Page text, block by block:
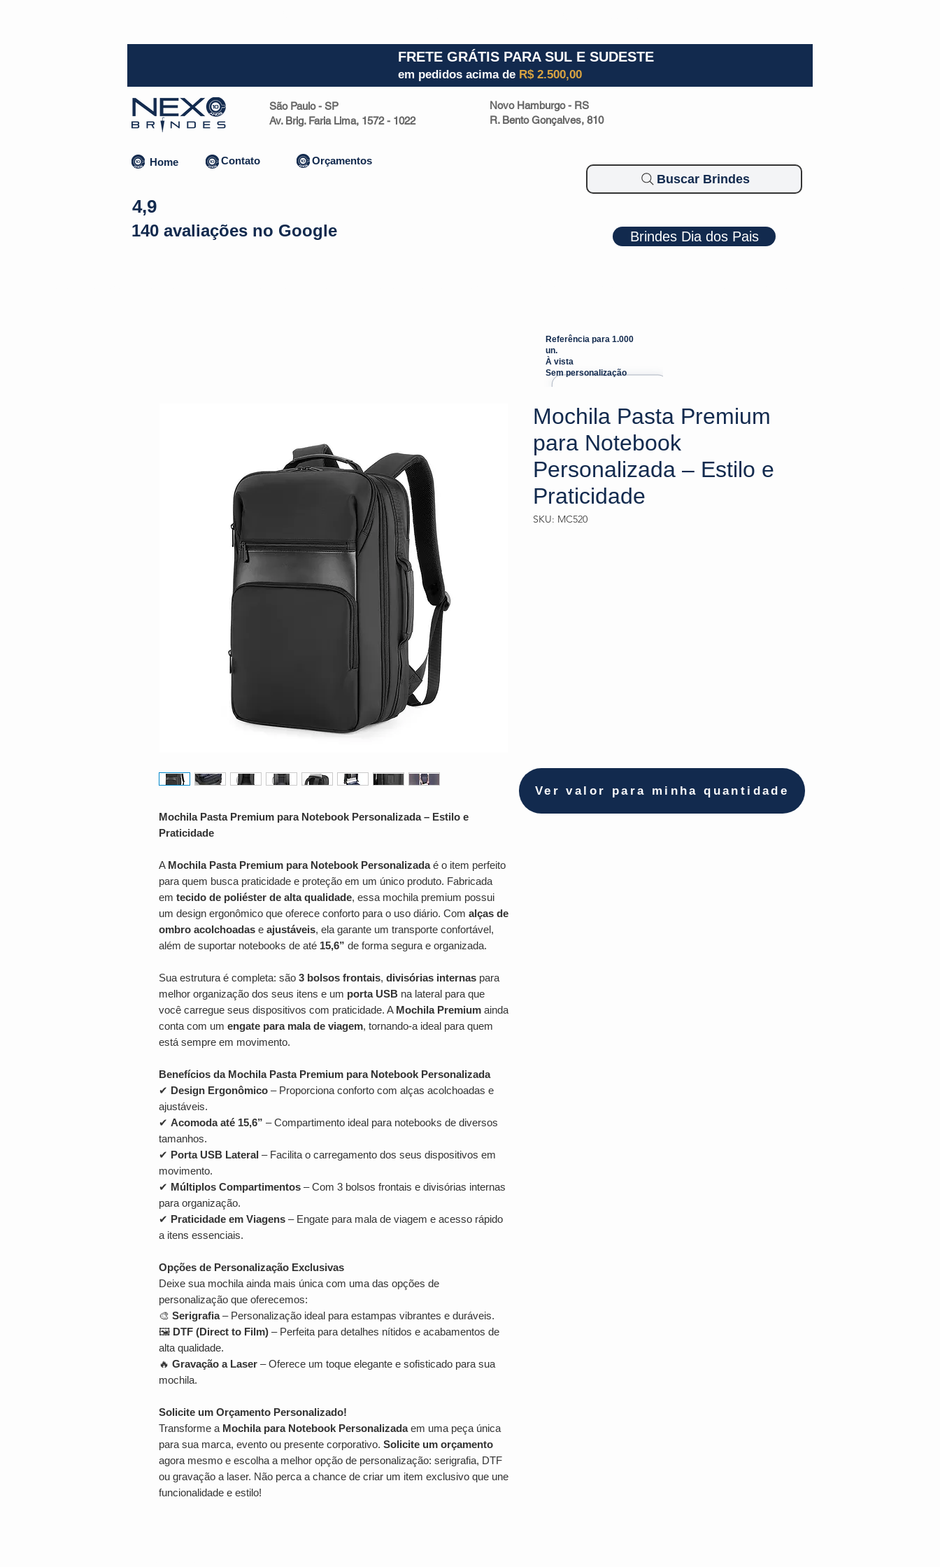
FRETE GRÁTIS PARA SUL E SUDESTE
em pedidos acima de R$ 2.500,00
São Paulo - SP
Av. Brig. Faria Lima, 1572 - 1022
Novo Hamburgo - RS
R. Bento Gonçalves, 810
Home Contato Orçamentos
4,9
140 avaliações no Google
Buscar Brindes
Brindes Dia dos Pais
Mochila Pasta Premium para Notebook Personalizada – Estilo e
Praticidade
A Mochila Pasta Premium para Notebook Personalizadaé o item perfeito
para quem busca praticidade e proteção em um único produto. Fabricada
em tecido de poliéster de alta qualidade, essa mochila premium possui
um design ergonômico que oferece conforto para o uso diário. Com alças de
ombro acolchoadas e ajustáveis, ela garante um transporte confortável,
além de suportar notebooks de até 15,6” de forma segura e organizada.
Sua estrutura é completa: são 3 bolsos frontais, divisórias internas para
melhor organização dos seus itens e um porta USB na lateral para que
você carregue seus dispositivos com praticidade. A Mochila Premium ainda
conta com um engate para mala de viagem, tornando-a ideal para quem
está sempre em movimento.
Benefícios da Mochila Pasta Premium para Notebook Personalizada
✔ Design Ergonômico – Proporciona conforto com alças acolchoadas e
ajustáveis.
✔ Acomoda até 15,6” – Compartimento ideal para notebooks de diversos
tamanhos.
✔ Porta USB Lateral – Facilita o carregamento dos seus dispositivos em
movimento.
✔ Múltiplos Compartimentos – Com 3 bolsos frontais e divisórias internas
para organização.
✔ Praticidade em Viagens – Engate para mala de viagem e acesso rápido
a itens essenciais.
Opções de Personalização Exclusivas
Deixe sua mochila ainda mais única com uma das opções de
personalização que oferecemos:
🎨 Serigrafia– Personalização ideal para estampas vibrantes e duráveis.
🖼 DTF (Direct to Film) – Perfeita para detalhes nítidos e acabamentos de
alta qualidade.
🔥 Gravação a Laser – Oferece um toque elegante e sofisticado para sua
mochila.
Solicite um Orçamento Personalizado!
Transforme a Mochila para Notebook Personalizadaem uma peça única
para sua marca, evento ou presente corporativo. Solicite um orçamento
agora mesmo e escolha a melhor opção de personalização: serigrafia, DTF
ou gravação a laser. Não perca a chance de criar um item exclusivo que une
funcionalidade e estilo!
Mochila Pasta Premium
para Notebook
Personalizada – Estilo e
Praticidade
SKU: MC520
Ver valor para minha quantidade
Referência para 1.000
un.
À vista
Sem personalização